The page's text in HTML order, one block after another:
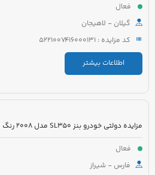
فعال
گیلان - لاهیجان
کد مزایده : 5221007416000131
اطلاعات بیشتر
فعال
فارس - شیراز